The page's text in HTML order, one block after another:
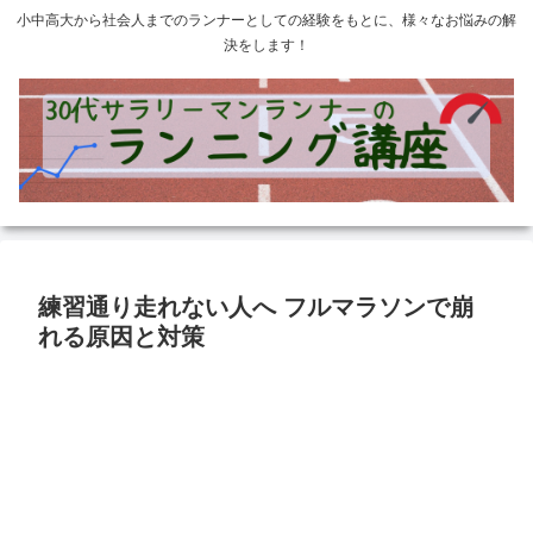
小中高大から社会人までのランナーとしての経験をもとに、様々なお悩みの解
決をします！
練習通り走れない人へ フルマラソンで崩
れる原因と対策